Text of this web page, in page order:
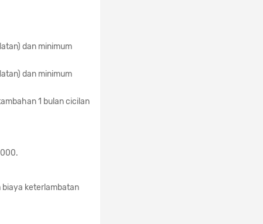
dan minimum
dan minimum
1 bulan cicilan
biaya keterlambatan